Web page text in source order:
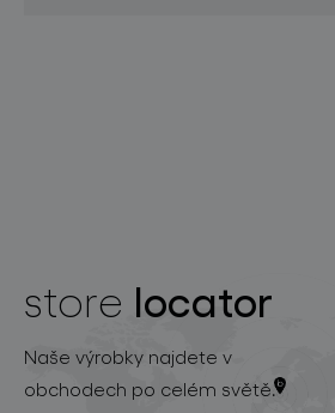
store locator
Naše výrobky najdete v
obchodech po celém světě.